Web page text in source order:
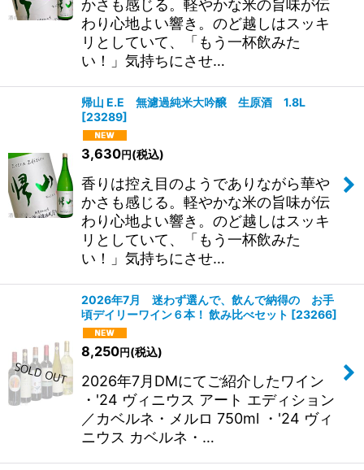
かさも感じる。軽やかな米の旨味が伝
わり心地よい響き。のど越しはスッキ
リとしていて、「もう一杯飲みた
い！」気持ちにさせ…
帰山 E.E 無濾過純米大吟醸 生原酒 1.8L
[23289]
3,630円 (税込)
香りは控え目のようでありながら華や
かさも感じる。軽やかな米の旨味が伝
わり心地よい響き。のど越しはスッキ
リとしていて、「もう一杯飲みた
い！」気持ちにさせ…
2026年7月 迷わず選んで、飲んで納得の お手
頃デイリーワイン６本！ 飲み比べセット [23266]
8,250円(税込)
2026年7月DMにてご紹介したワイン
・'24 ヴィニウス アート エディション
／カベルネ・メルロ 750ml ・'24 ヴィ
ニウス カベルネ・…